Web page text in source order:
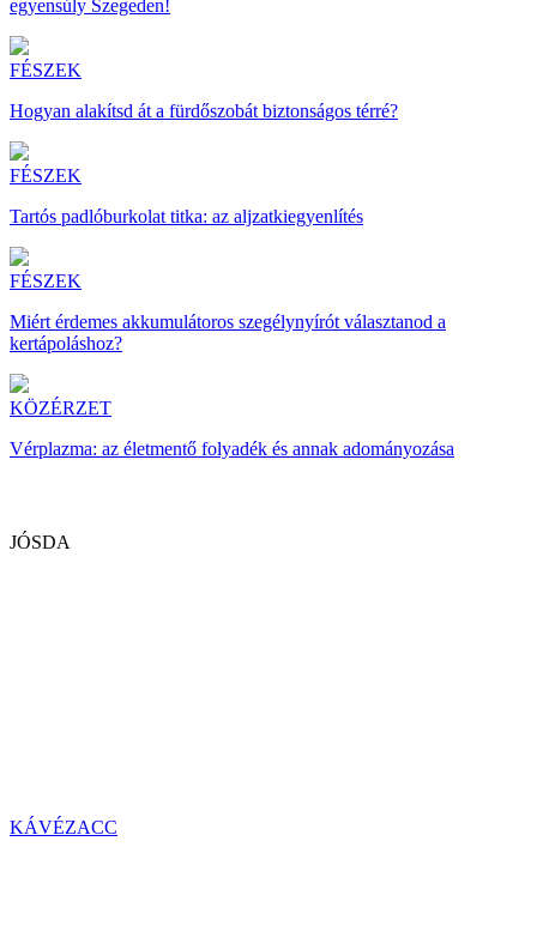
egyensúly Szegeden!
FÉSZEK
Hogyan alakítsd át a fürdőszobát biztonságos térré?
FÉSZEK
Tartós padlóburkolat titka: az aljzatkiegyenlítés
FÉSZEK
Miért érdemes akkumulátoros szegélynyírót választanod a
kertápoláshoz?
KÖZÉRZET
Vérplazma: az életmentő folyadék és annak adományozása
JÓSDA
KÁVÉZACC